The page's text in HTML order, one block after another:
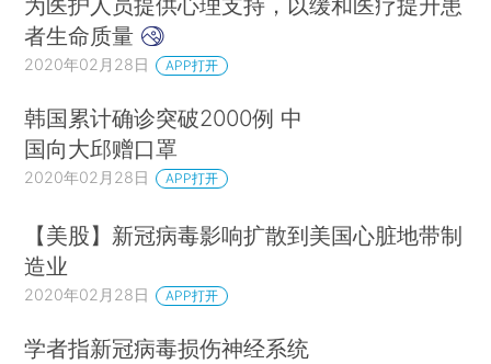
者生命质量
2020年02月28日 APP打开
韩国累计确诊突破2000例 中
国向大邱赠口罩
2020年02月28日 APP打开
【美股】新冠病毒影响扩散到美国心脏地带制
造业
2020年02月28日 APP打开
学者指新冠病毒损伤神经系统